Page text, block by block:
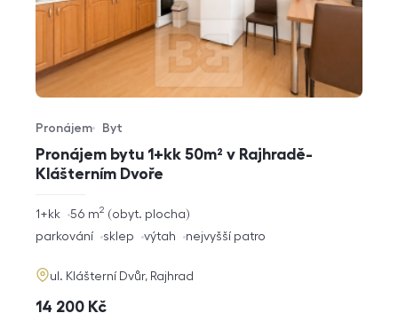
Pronájem bytu 1+kk 50m² v Rajhradě-
Klášterním Dvoře
Typ nabídky
Pronájem
Typ nemovitosti
Byt
rozměry
dispozice
1+kk obyt. plocha
56 m2
funkce
parkování sklep výtah nejvyšší patro
adresa
ul. Klášterní Dvůr, Rajhrad
cena
14 200 Kč